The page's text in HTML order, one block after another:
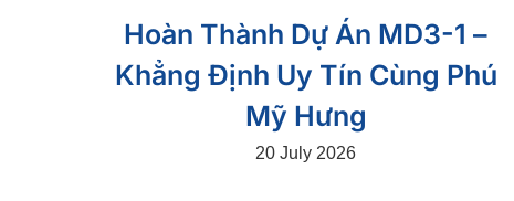
Hoàn Thành Dự Án MD3-1 –
Khẳng Định Uy Tín Cùng Phú
Mỹ Hưng
20 July 2026